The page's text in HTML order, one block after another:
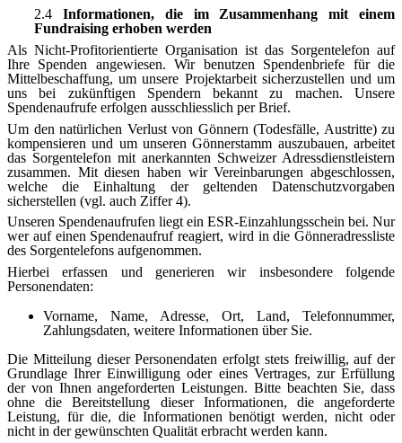
2.4 Informationen, die im Zusammenhang mit einem
Fundraising erhoben werden
Als Nicht-Profitorientierte Organisation ist das Sorgentelefon auf
Ihre Spenden angewiesen. Wir benutzen Spendenbriefe für die
Mittelbeschaffung, um unsere Projektarbeit sicherzustellen und um
uns bei zukünftigen Spendern bekannt zu machen. Unsere
Spendenaufrufe erfolgen ausschliesslich per Brief.
Um den natürlichen Verlust von Gönnern (Todesfälle, Austritte) zu
kompensieren und um unseren Gönnerstamm auszubauen, arbeitet
das Sorgentelefon mit anerkannten Schweizer Adressdienstleistern
zusammen. Mit diesen haben wir Vereinbarungen abgeschlossen,
welche die Einhaltung der geltenden Datenschutzvorgaben
sicherstellen (vgl. auch Ziffer 4).
Unseren Spendenaufrufen liegt ein ESR-Einzahlungsschein bei. Nur
wer auf einen Spendenaufruf reagiert, wird in die Gönneradressliste
des Sorgentelefons aufgenommen.
Hierbei erfassen und generieren wir insbesondere folgende
Personendaten:
Vorname, Name, Adresse, Ort, Land, Telefonnummer,
Zahlungsdaten, weitere Informationen über Sie.
Die Mitteilung dieser Personendaten erfolgt stets freiwillig, auf der
Grundlage Ihrer Einwilligung oder eines Vertrages, zur Erfüllung
der von Ihnen angeforderten Leistungen. Bitte beachten Sie, dass
ohne die Bereitstellung dieser Informationen, die angeforderte
Leistung, für die, die Informationen benötigt werden, nicht oder
nicht in der gewünschten Qualität erbracht werden kann.